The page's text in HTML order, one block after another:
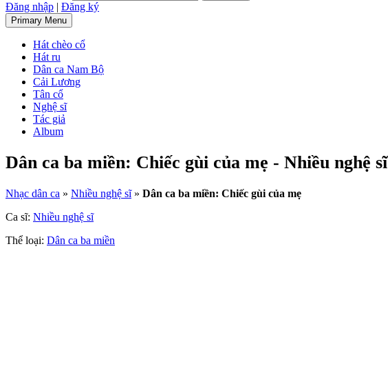
Đăng nhập | Đăng ký
Primary Menu
Hát chèo cổ
Hát ru
Dân ca Nam Bộ
Cải Lương
Tân cổ
Nghệ sĩ
Tác giả
Album
Dân ca ba miền: Chiếc gùi của mẹ - Nhiều nghệ sĩ
Nhạc dân ca » Nhiều nghệ sĩ» Dân ca ba miền: Chiếc gùi của mẹ
Ca sĩ: Nhiều nghệ sĩ
Thể loại: Dân ca ba miền